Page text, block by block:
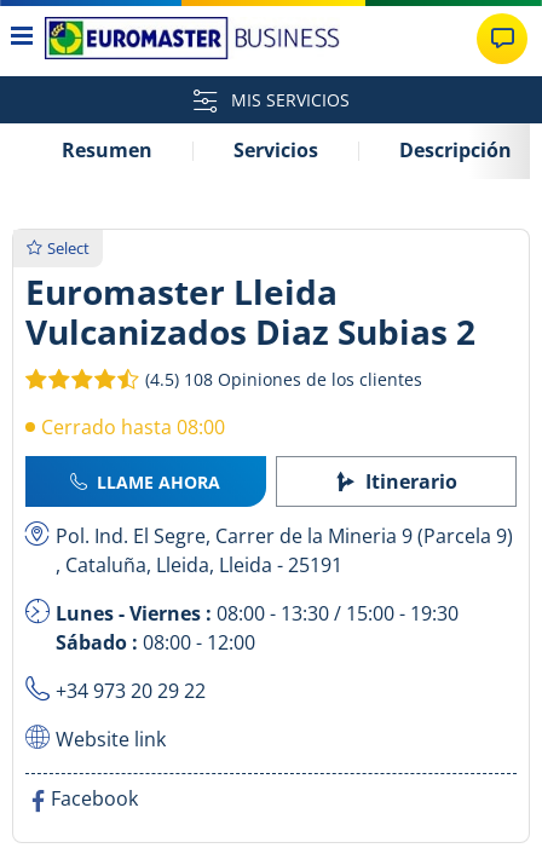
MIS SERVICIOS
Resumen Servicios Descripción
Select
Euromaster Lleida
Vulcanizados Diaz Subias 2
(4.5) 108 Opiniones de los clientes
Cerrado hasta 08:00
LLAME AHORA Itinerario
Pol. Ind. El Segre, Carrer de la Mineria 9 (Parcela 9)
, Cataluña, Lleida, Lleida - 25191
Lunes - Viernes : 08:00 - 13:30 / 15:00 - 19:30
Sábado : 08:00 - 12:00
+34 973 20 29 22
Website link
Facebook